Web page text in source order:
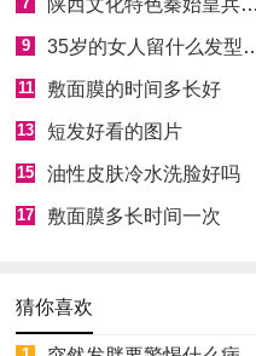
9 35岁的女人留什么发型最年轻时尚
11 敷面膜的时间多长好
13 短发好看的图片
15 油性皮肤冷水洗脸好吗
17 敷面膜多长时间一次
猜你喜欢